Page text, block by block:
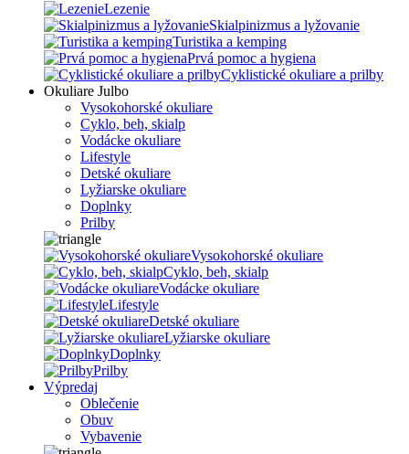
Lezenie
Skialpinizmus a lyžovanie
Turistika a kemping
Prvá pomoc a hygiena
Cyklistické okuliare a prilby
Okuliare Julbo
Vysokohorské okuliare
Cyklo, beh, skialp
Vodácke okuliare
Lifestyle
Detské okuliare
Lyžiarske okuliare
Doplnky
Prilby
Vysokohorské okuliare
Cyklo, beh, skialp
Vodácke okuliare
Lifestyle
Detské okuliare
Lyžiarske okuliare
Doplnky
Prilby
Výpredaj
Oblečenie
Obuv
Vybavenie